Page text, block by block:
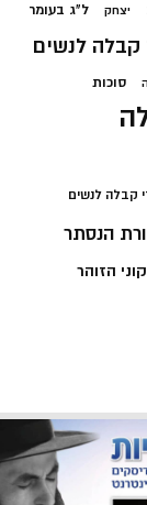
יצחק ל"ג בעומר
קבלה לנשים
סוכות
קבלה לנשים
הנסתר
הזוהר